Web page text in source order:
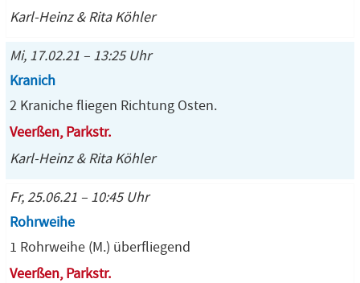
Karl-Heinz & Rita Köhler
Mi, 17.02.21 – 13:25 Uhr
Kranich
2 Kraniche fliegen Richtung Osten.
Veerßen, Parkstr.
Karl-Heinz & Rita Köhler
Fr, 25.06.21 – 10:45 Uhr
Rohrweihe
1 Rohrweihe (M.) überfliegend
Veerßen, Parkstr.